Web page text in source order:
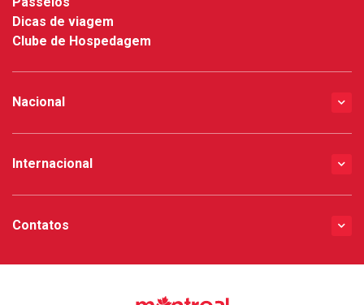
Dicas de viagem
Clube de Hospedagem
Nacional
Internacional
Contatos